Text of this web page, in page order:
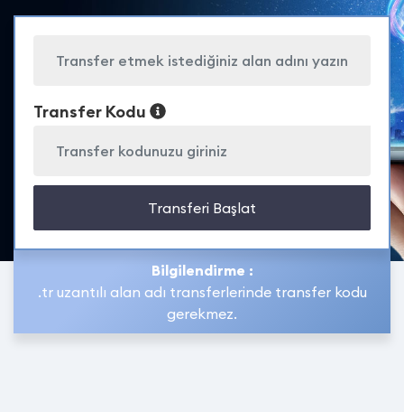
Transfer Kodu
Transferi Başlat
Bilgilendirme :
.tr uzantılı alan adı transferlerinde transfer kodu
gerekmez.